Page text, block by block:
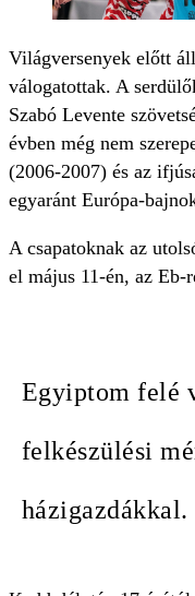
Világversenyek előtt
válogatottak. A
Szabó Levente
évben még nem
(2006-2007) és az
egyaránt Európa-
A csapatoknak az
el május 11-én, az Eb-
Egyiptom felé
felkészülési
házigazdákkal.